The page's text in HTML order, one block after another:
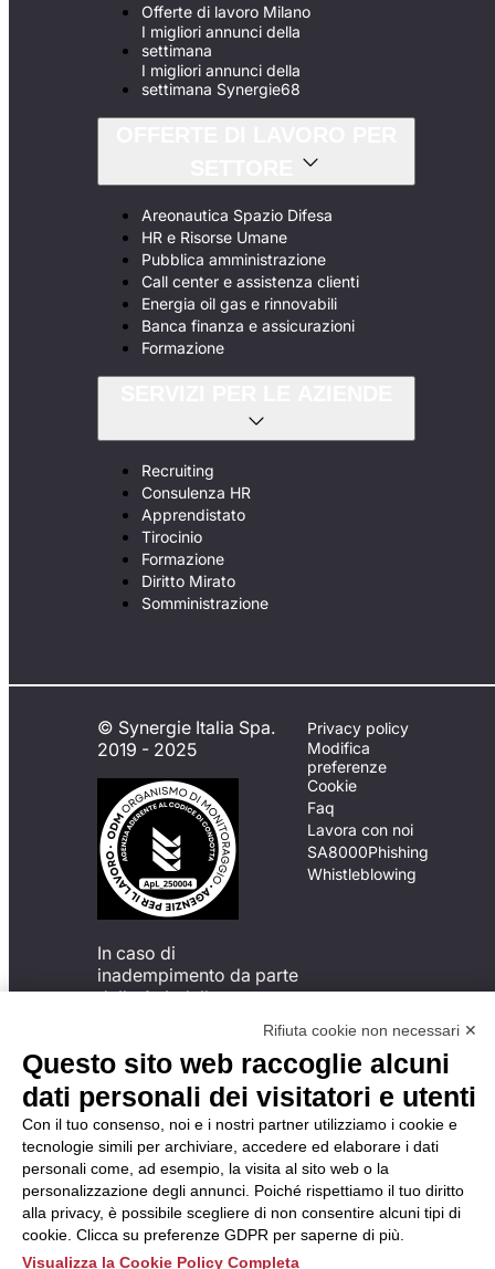
Offerte di lavoro Milano
I migliori annunci della
settimana
I migliori annunci della
settimana Synergie68
Areonautica Spazio Difesa
HR e Risorse Umane
Pubblica amministrazione
Call center e assistenza clienti
Energia oil gas e rinnovabili
Banca finanza e assicurazioni
Formazione
Recruiting
Consulenza HR
Apprendistato
Tirocinio
Formazione
Diritto Mirato
Somministrazione
© Synergie Italia Spa.
2019 - 2025
In caso di
inadempimento da parte
della ApL delle
del Codice di Condotta, è
possibile presentare un
reclamo
all’Organismo di
Monitoraggio utilizzando
una delle modalità
descritte al seguente
indirizzo web
https://odm-
agenzielavoro.it/reclami/.
Privacy policy
Modifica
preferenze
Cookie
Faq
Lavora con noi
SA8000Phishing
Whistleblowing
Rifiuta cookie non necessari ✕
Questo sito web raccoglie alcuni
dati personali dei visitatori e utenti
Con il tuo consenso, noi e i nostri partner utilizziamo i cookie e
tecnologie simili per archiviare, accedere ed elaborare i dati
personali come, ad esempio, la visita al sito web o la
personalizzazione degli annunci. Poiché rispettiamo il tuo diritto
alla privacy, è possibile scegliere di non consentire alcuni tipi di
cookie. Clicca su preferenze GDPR per saperne di più.
Visualizza la Cookie Policy Completa